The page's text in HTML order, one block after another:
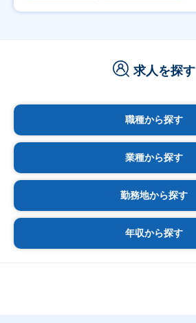
求人を探す
職種から探す
業種から探す
勤務地から探す
年収から探す